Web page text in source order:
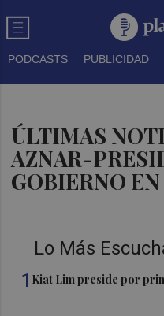
PODCASTS PUBLICIDAD
ÚLTIMAS
AZNAR-
GOBIERNO
Lo Más
1 Kiat Lim preside por